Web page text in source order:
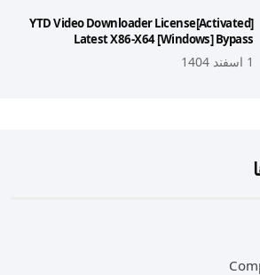
YTD Video Downloader
Latest X86-X64 [Windows]